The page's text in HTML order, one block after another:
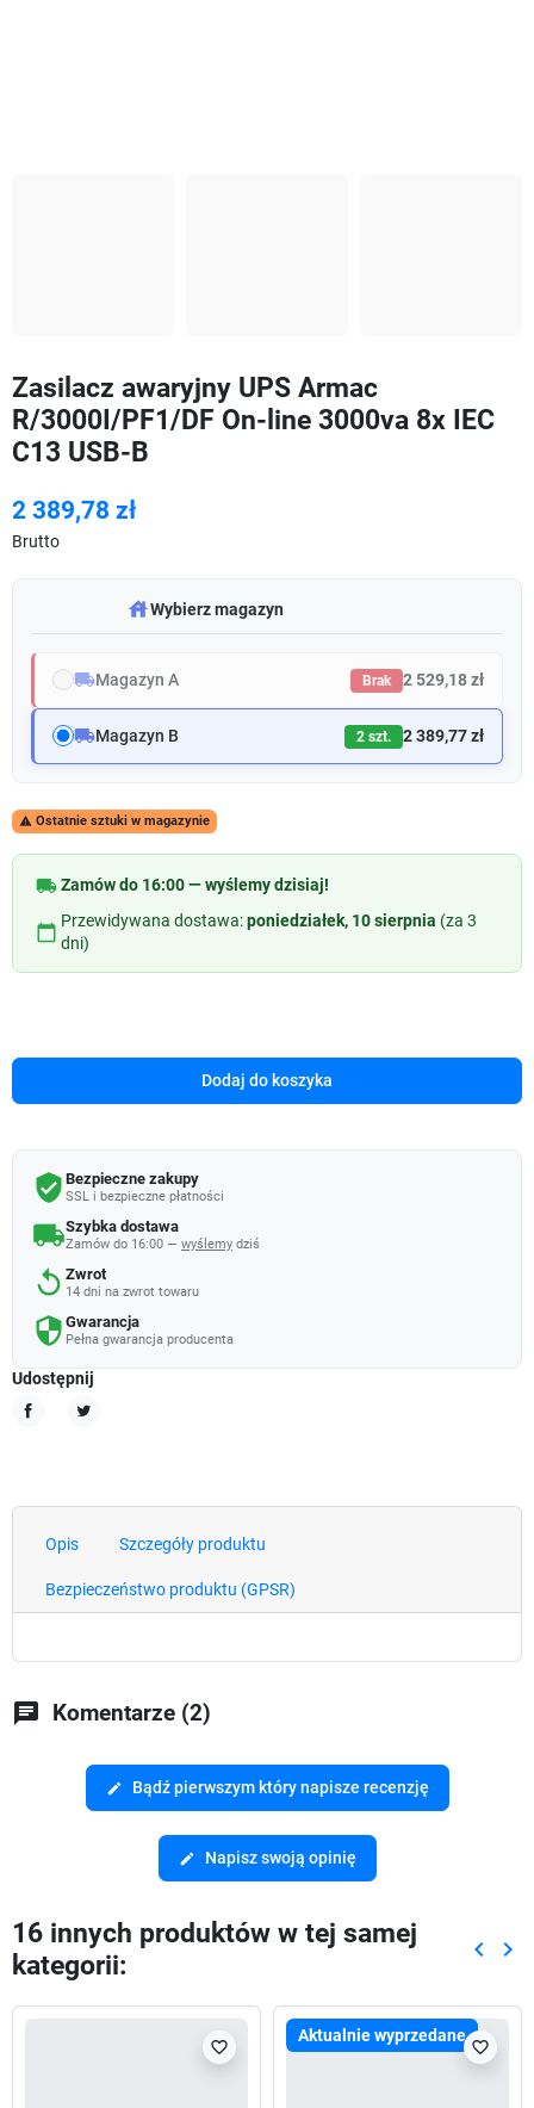
Zasilacz awaryjny UPS Armac
R/3000I/PF1/DF On-line 3000va 8x IEC
C13 USB-B
2 389,78 zł
Brutto
warehouseWybierz magazyn
local_shippingMagazyn A Brak 2 529,18 zł
local_shippingMagazyn B 2 szt. 2 389,77 zł
 Ostatnie sztuki w magazynie
local_shippingZamów do 16:00 — wyślemy dzisiaj!
calendar_today
Przewidywana dostawa:poniedziałek, 10 sierpnia (za 3
dni)
Dodaj do koszyka
verified_user Bezpieczne zakupy
SSL i bezpieczne płatności
local_shippingSzybka dostawa
Zamów do 16:00 — wyślemy dziś
replay Zwrot
14 dni na zwrot towaru
security Gwarancja
Pełna gwarancja producenta
Udostępnij
Opis Szczegóły produktu
Bezpieczeństwo produktu (GPSR)
chat Komentarze (2)
edit Bądź pierwszym który napisze recenzję
edit Napisz swoją opinię
16 innych produktów w tej samej
kategorii:
keyboard_arrow_left keyboard_arrow_right
favorite_border
Aktualnie wyprzedane
favorite_border